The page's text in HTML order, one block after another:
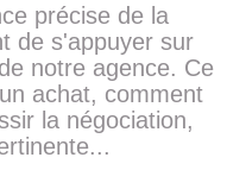
précise de la
de s'appuyer sur
notre agence. Ce
achat, comment
la négociation,